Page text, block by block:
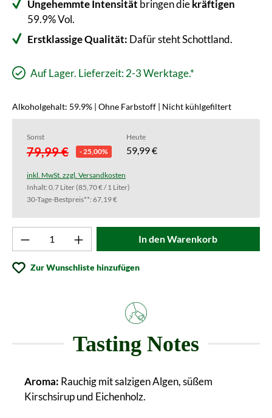
Ungehemmte Intensität bringen diekräftigen
59.9% Vol.
Erstklassige Qualität: Dafür steht Schottland.
Auf Lager. Lieferzeit: 2-3 Werktage.*
Alkoholgehalt: 59.9% | Ohne Farbstoff | Nicht kühlgefiltert
Sonst
79,99 € - 25,00%
Heute
59,99 €
inkl. MwSt. zzgl. Versandkosten
Inhalt: 0.7 Liter(85,70 € / 1 Liter)
30-Tage-Bestpreis**: 67,19 €
Produkt Anzahl: Gib den gewünschten
In den Warenkorb
Zur Wunschliste hinzufügen
Tasting Notes
Aroma: Rauchig mit salzigen Algen, süßem
Kirschsirup und Eichenholz.